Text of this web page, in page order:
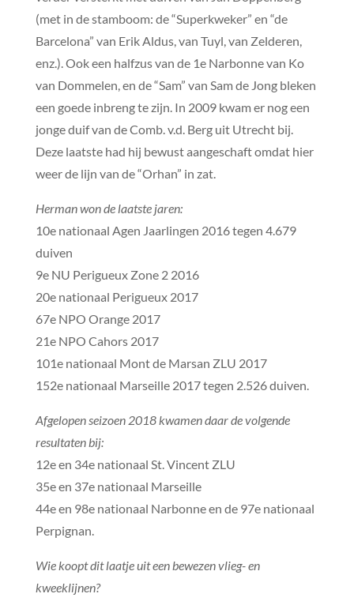
(met in de stamboom: de “Superkweker” en “de
Barcelona” van Erik Aldus, van Tuyl, van Zelderen,
enz.). Ook een halfzus van de 1e Narbonne van Ko
van Dommelen, en de “Sam” van Sam de Jong bleken
een goede inbreng te zijn. In 2009 kwam er nog een
jonge duif van de Comb. v.d. Berg uit Utrecht bij.
Deze laatste had hij bewust aangeschaft omdat hier
weer de lijn van de “Orhan” in zat.
Herman won de laatste jaren:
10e nationaal Agen Jaarlingen 2016 tegen 4.679
duiven
9e NU Perigueux Zone 2 2016
20e nationaal Perigueux 2017
67e NPO Orange 2017
21e NPO Cahors 2017
101e nationaal Mont de Marsan ZLU 2017
152e nationaal Marseille 2017 tegen 2.526 duiven.
Afgelopen seizoen 2018 kwamen daar de volgende
resultaten bij:
12e en 34e nationaal St. Vincent ZLU
35e en 37e nationaal Marseille
44e en 98e nationaal Narbonne en de 97e nationaal
Perpignan.
Wie koopt dit laatje uit een bewezen vlieg- en
kweeklijnen?